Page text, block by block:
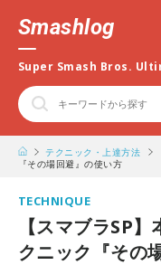
Smashlog
Super Smash Bros.
テクニック・上達方法
『その場回避』の使い方
TECHNIQUE
【スマブラSP
クニック『その